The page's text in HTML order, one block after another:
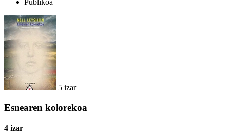
Publikoa
5 izar
Esnearen kolorekoa
4 izar